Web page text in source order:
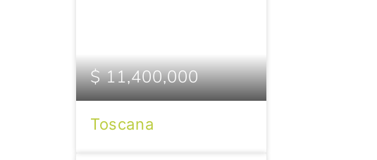
$ 11,400,000
Toscana